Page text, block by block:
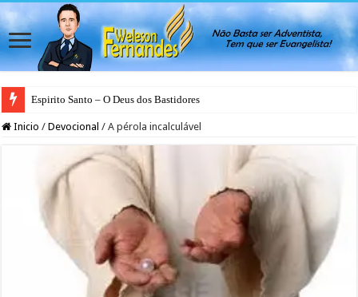
Espirito Santo – O Deus dos Bastidores
Inicio / Devocional / A pérola incalculável